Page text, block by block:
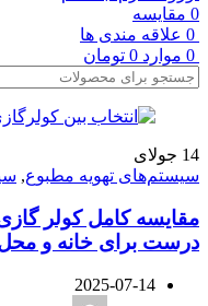
0 مقایسه
0 علاقه مندی ها
0 موارد 0 تومان
14 جولای
سیستم‌های تهویه مطبوع,
مقایسه کامل کولر
درست برای خانه و محل
2025-07-14